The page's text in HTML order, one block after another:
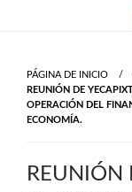
al
PÁGINA DE INICIO
REUNIÓN DE
OPERACIÓN DEL
ECONOMÍA.
REUNIÓN